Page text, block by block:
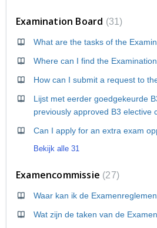
Examination Board 31
What are the tasks of the
Where can I find the
How can I submit a request to
Lijst met eerder goedgekeurde
previously approved B3 elective
Can I apply for an extra exam
Bekijk alle 31
Examencommissie 27
Waar kan ik de
Wat zijn de taken van de